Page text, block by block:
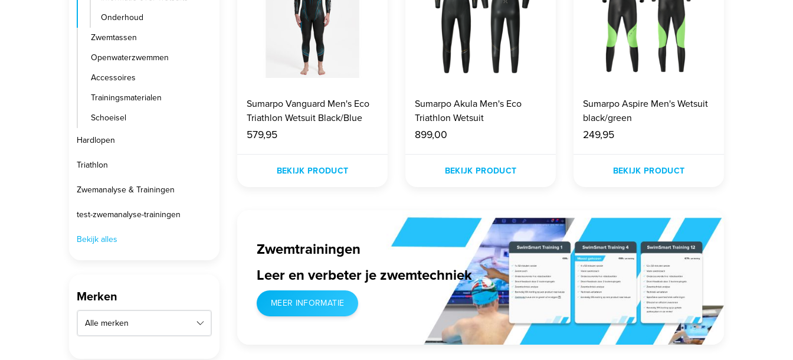
Sumarpo Vanguard Men's Eco
Triathlon Wetsuit Black/Blue
579,95
BEKIJK PRODUCT
Sumarpo Akula Men's Eco
Triathlon Wetsuit
899,00
BEKIJK PRODUCT
Sumarpo Aspire Men's Wetsuit
black/green
249,95
BEKIJK PRODUCT
Zwemtrainingen
Leer en verbeter je zwemtechniek
MEER INFORMATIE
Onderhoud
Zwemtassen
Openwaterzwemmen
Accessoires
Trainingsmaterialen
Schoeisel
Hardlopen
Triathlon
Zwemanalyse & Trainingen
test-zwemanalyse-trainingen
Bekijk alles
Merken